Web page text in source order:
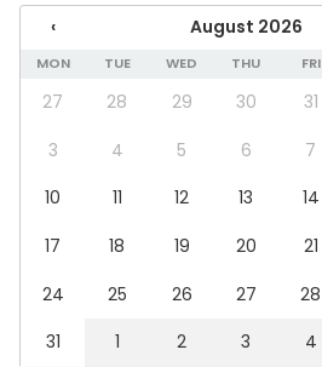
Meeting
Conference / Seminar
Fair / Exhibition
Performance / Show
Cabin trip / Retreat
Christmas Party
Venue type
Sauna
‹ August 2026
MON TUE WED THU FRI
27 28 29 30 31
3
4 5 6 7
10
11 12 13 14
17
18 19 20 21
24
25 26 27 28
31
1 2 3 4